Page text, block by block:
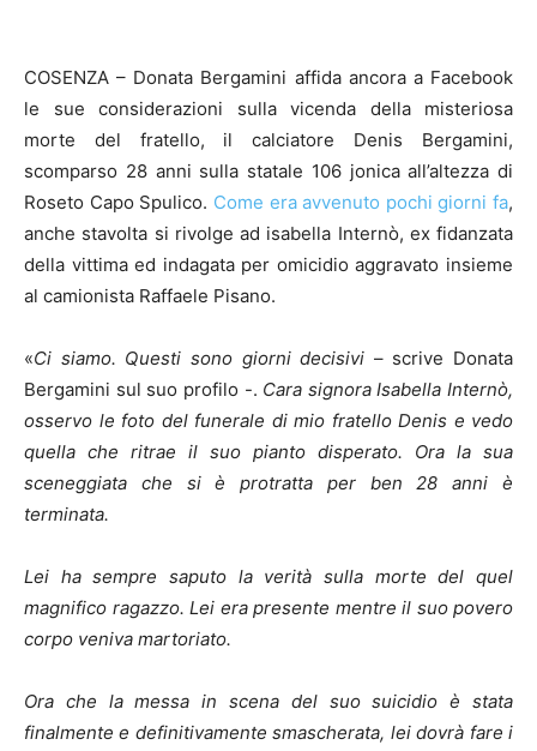
COSENZA – Donata Bergamini affida ancora a Facebook
le sue considerazioni sulla vicenda della misteriosa
morte del fratello, il calciatore Denis Bergamini,
scomparso 28 anni sulla statale 106 jonica all’altezza di
Roseto Capo Spulico. Come era avvenuto pochi giorni fa,
anche stavolta si rivolge ad isabella Internò, ex fidanzata
della vittima ed indagata per omicidio aggravato insieme
al camionista Raffaele Pisano.
«Ci siamo. Questi sono giorni decisivi – scrive Donata
Bergamini sul suo profilo -. Cara signora Isabella Internò,
osservo le foto del funerale di mio fratello Denis e vedo
quella che ritrae il suo pianto disperato. Ora la sua
sceneggiata che si è protratta per ben 28 anni è
terminata.
Lei ha sempre saputo la verità sulla morte del quel
magnifico ragazzo. Lei era presente mentre il suo povero
corpo veniva martoriato.
Ora che la messa in scena del suo suicidio è stata
finalmente e definitivamente smascherata, lei dovrà fare i